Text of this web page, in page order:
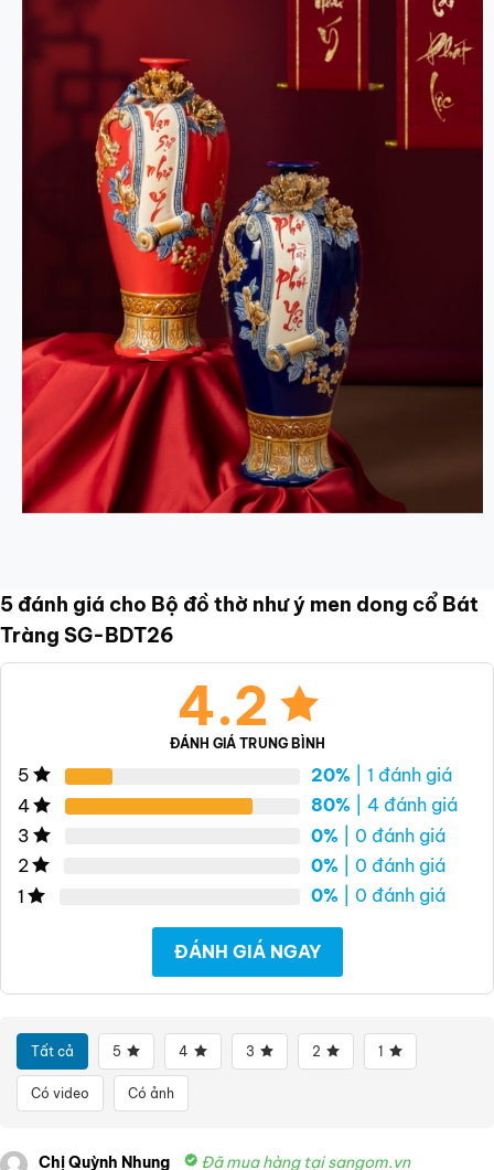
5 đánh giá cho Bộ đồ thờ như ý men dong cổ Bát
Tràng SG-BDT26
4.2
ĐÁNH GIÁ TRUNG BÌNH
5 20% | 1 đánh giá
4
80% | 4 đánh giá
3
0% | 0 đánh giá
2
0% | 0 đánh giá
1
0% | 0 đánh giá
ĐÁNH GIÁ NGAY
Tất cả 5 4 3 2 1
Có video Có ảnh
Chị Quỳnh Nhung Đã mua hàng tại sangom.vn